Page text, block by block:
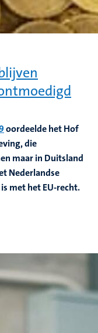
oordeelde het Hof
die
maar in Duitsland
Nederlandse
met het EU-recht.